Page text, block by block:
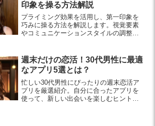
印象を操る方法解説
プライミング効果を活用し、第一印象を
巧みに操る方法を解説します。視覚要素
やコミュニケーションスタイルの調整を
週末だけの恋活！30代男性に最適
なアプリ5選とは？
忙しい30代男性にぴったりの週末恋活ア
プリを厳選紹介。自分に合ったアプリを
使って、新しい出会いを楽しむヒントが